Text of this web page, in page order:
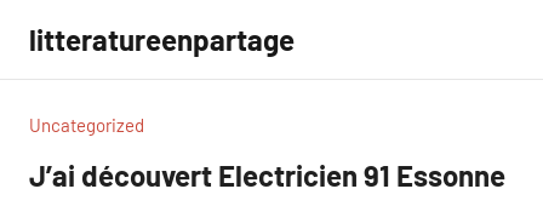
contenu
litteratureenpartage
Uncategorized
J’ai découvert Electricien 91 Essonne